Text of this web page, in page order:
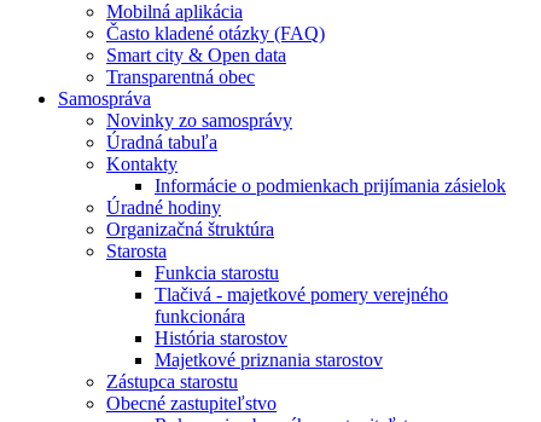
Mobilná aplikácia
Často kladené otázky (FAQ)
Smart city & Open data
Transparentná obec
Samospráva
Novinky zo samosprávy
Úradná tabuľa
Kontakty
Informácie o podmienkach prijímania zásielok
Úradné hodiny
Organizačná štruktúra
Starosta
Funkcia starostu
Tlačivá - majetkové pomery verejného
funkcionára
História starostov
Majetkové priznania starostov
Zástupca starostu
Obecné zastupiteľstvo